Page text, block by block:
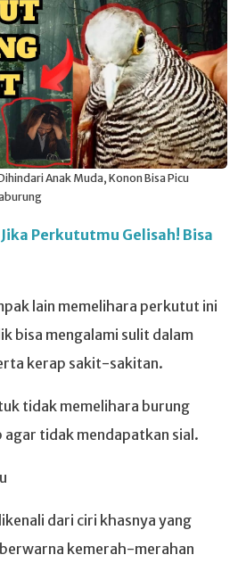
Anak Muda, Konon Bisa Picu
Perkututmu Gelisah! Bisa
lain memelihara perkutut ini
bisa mengalami sulit dalam
kerap sakit-sakitan.
tidak memelihara burung
tidak mendapatkan sial.
dari ciri khasnya yang
kemerah-merahan